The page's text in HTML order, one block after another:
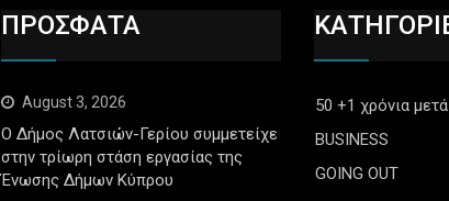
ΠΡΟΣΦΑΤΑ
August 3, 2026
Ο Δήμος Λατσιών-Γερίου συμμετείχε
στην τρίωρη στάση εργασίας της
Ένωσης Δήμων Κύπρου
50 +1 χρόνια μετά
BUSINESS
GOING OUT